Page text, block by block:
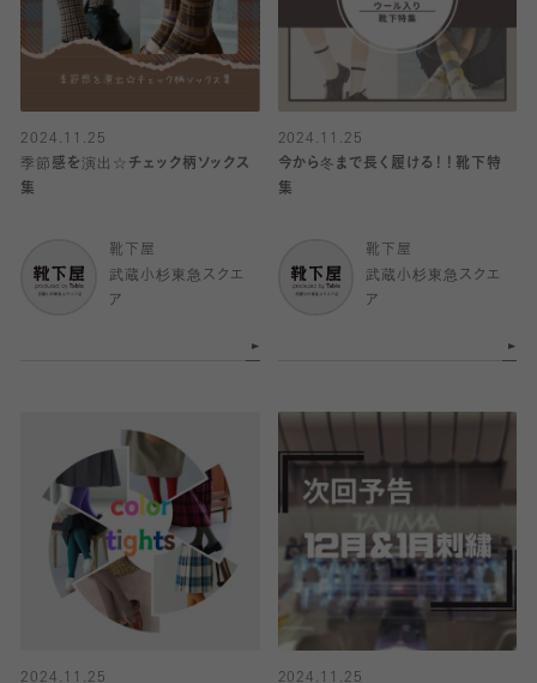
2024.11.25
季節感を演出☆チェック柄ソックス
集
靴下屋
武蔵小杉東急スクエ
ア
2024.11.25
今から冬まで長く履ける！！靴下特
集
靴下屋
武蔵小杉東急スクエ
ア
2024.11.25
2024.11.25